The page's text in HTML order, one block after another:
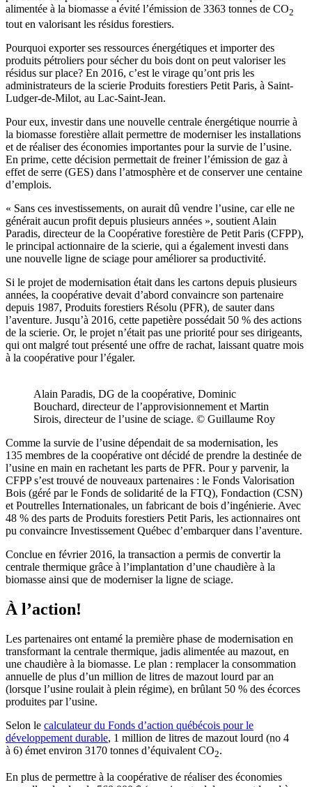
alimentée à la biomasse a évité l’émission de 3363 tonnes de CO2
tout en valorisant les résidus forestiers.
Pourquoi exporter ses ressources énergétiques et importer des
produits pétroliers pour sécher du bois dont on peut valoriser les
résidus sur place? En 2016, c’est le virage qu’ont pris les
administrateurs de la scierie Produits forestiers Petit Paris, à Saint-
Ludger-de-Milot, au Lac-Saint-Jean.
Pour eux, investir dans une nouvelle centrale énergétique nourrie à
la biomasse forestière allait permettre de moderniser les installations
et de réaliser des économies importantes pour la survie de l’usine.
En prime, cette décision permettait de freiner l’émission de gaz à
effet de serre (GES) dans l’atmosphère et de conserver une centaine
d’emplois.
« Sans ces investissements, on aurait dû vendre l’usine, car elle ne
générait aucun profit depuis plusieurs années », soutient Alain
Paradis, directeur de la Coopérative forestière de Petit Paris (CFPP),
le principal actionnaire de la scierie, qui a également investi dans
une nouvelle ligne de sciage pour améliorer sa productivité.
Si le projet de modernisation était dans les cartons depuis plusieurs
années, la coopérative devait d’abord convaincre son partenaire
depuis 1987, Produits forestiers Résolu (PFR), de sauter dans
l’aventure. Jusqu’à 2016, cette papetière possédait 50 % des actions
de la scierie. Or, le projet n’était pas une priorité pour ses dirigeants,
qui ont malgré tout présenté une offre de rachat, laissant quatre mois
à la coopérative pour l’égaler.
Alain Paradis, DG de la coopérative, Dominic
Bouchard, directeur de l’approvisionnement et Martin
Sirois, directeur de l’usine de sciage. © Guillaume Roy
Comme la survie de l’usine dépendait de sa modernisation, les
135 membres de la coopérative ont décidé de prendre la destinée de
l’usine en main en rachetant les parts de PFR. Pour y parvenir, la
CFPP s’est trouvé de nouveaux partenaires : le Fonds Valorisation
Bois (géré par le Fonds de solidarité de la FTQ), Fondaction (CSN)
et Poutrelles Internationales, un fabricant de bois d’ingénierie. Avec
48 % des parts de Produits forestiers Petit Paris, les actionnaires ont
pu convaincre Investissement Québec d’embarquer dans l’aventure.
Conclue en février 2016, la transaction a permis de convertir la
centrale thermique grâce à l’implantation d’une chaudière à la
biomasse ainsi que de moderniser la ligne de sciage.
À l’action!
Les partenaires ont entamé la première phase de modernisation en
transformant la centrale thermique, jadis alimentée au mazout, en
une chaudière à la biomasse. Le plan : remplacer la consommation
annuelle de plus d’un million de litres de mazout lourd par an
(lorsque l’usine roulait à plein régime), en brûlant 50 % des écorces
produites par l’usine.
Selon le calculateur du Fonds d’action québécois pour le
développement durable, 1 million de litres de mazout lourd (no 4
à 6) émet environ 3170 tonnes d’équivalent CO2.
En plus de permettre à la coopérative de réaliser des économies